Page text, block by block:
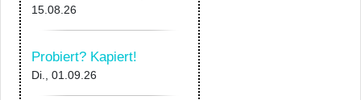
15.08.26
Probiert? Kapiert!
Di., 01.09.26